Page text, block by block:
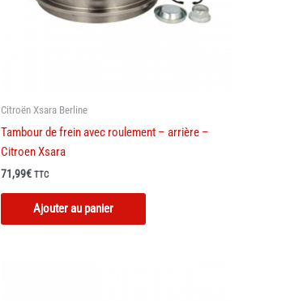
Citroën Xsara Berline
Tambour de frein avec roulement – arrière –
Citroen Xsara
71,99€ TTC
Ajouter au panier